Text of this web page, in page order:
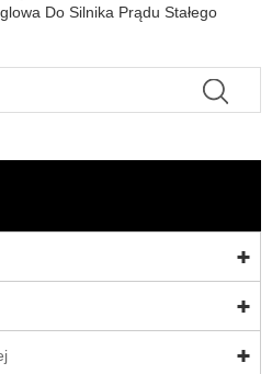
Do Silnika Prądu Stałego